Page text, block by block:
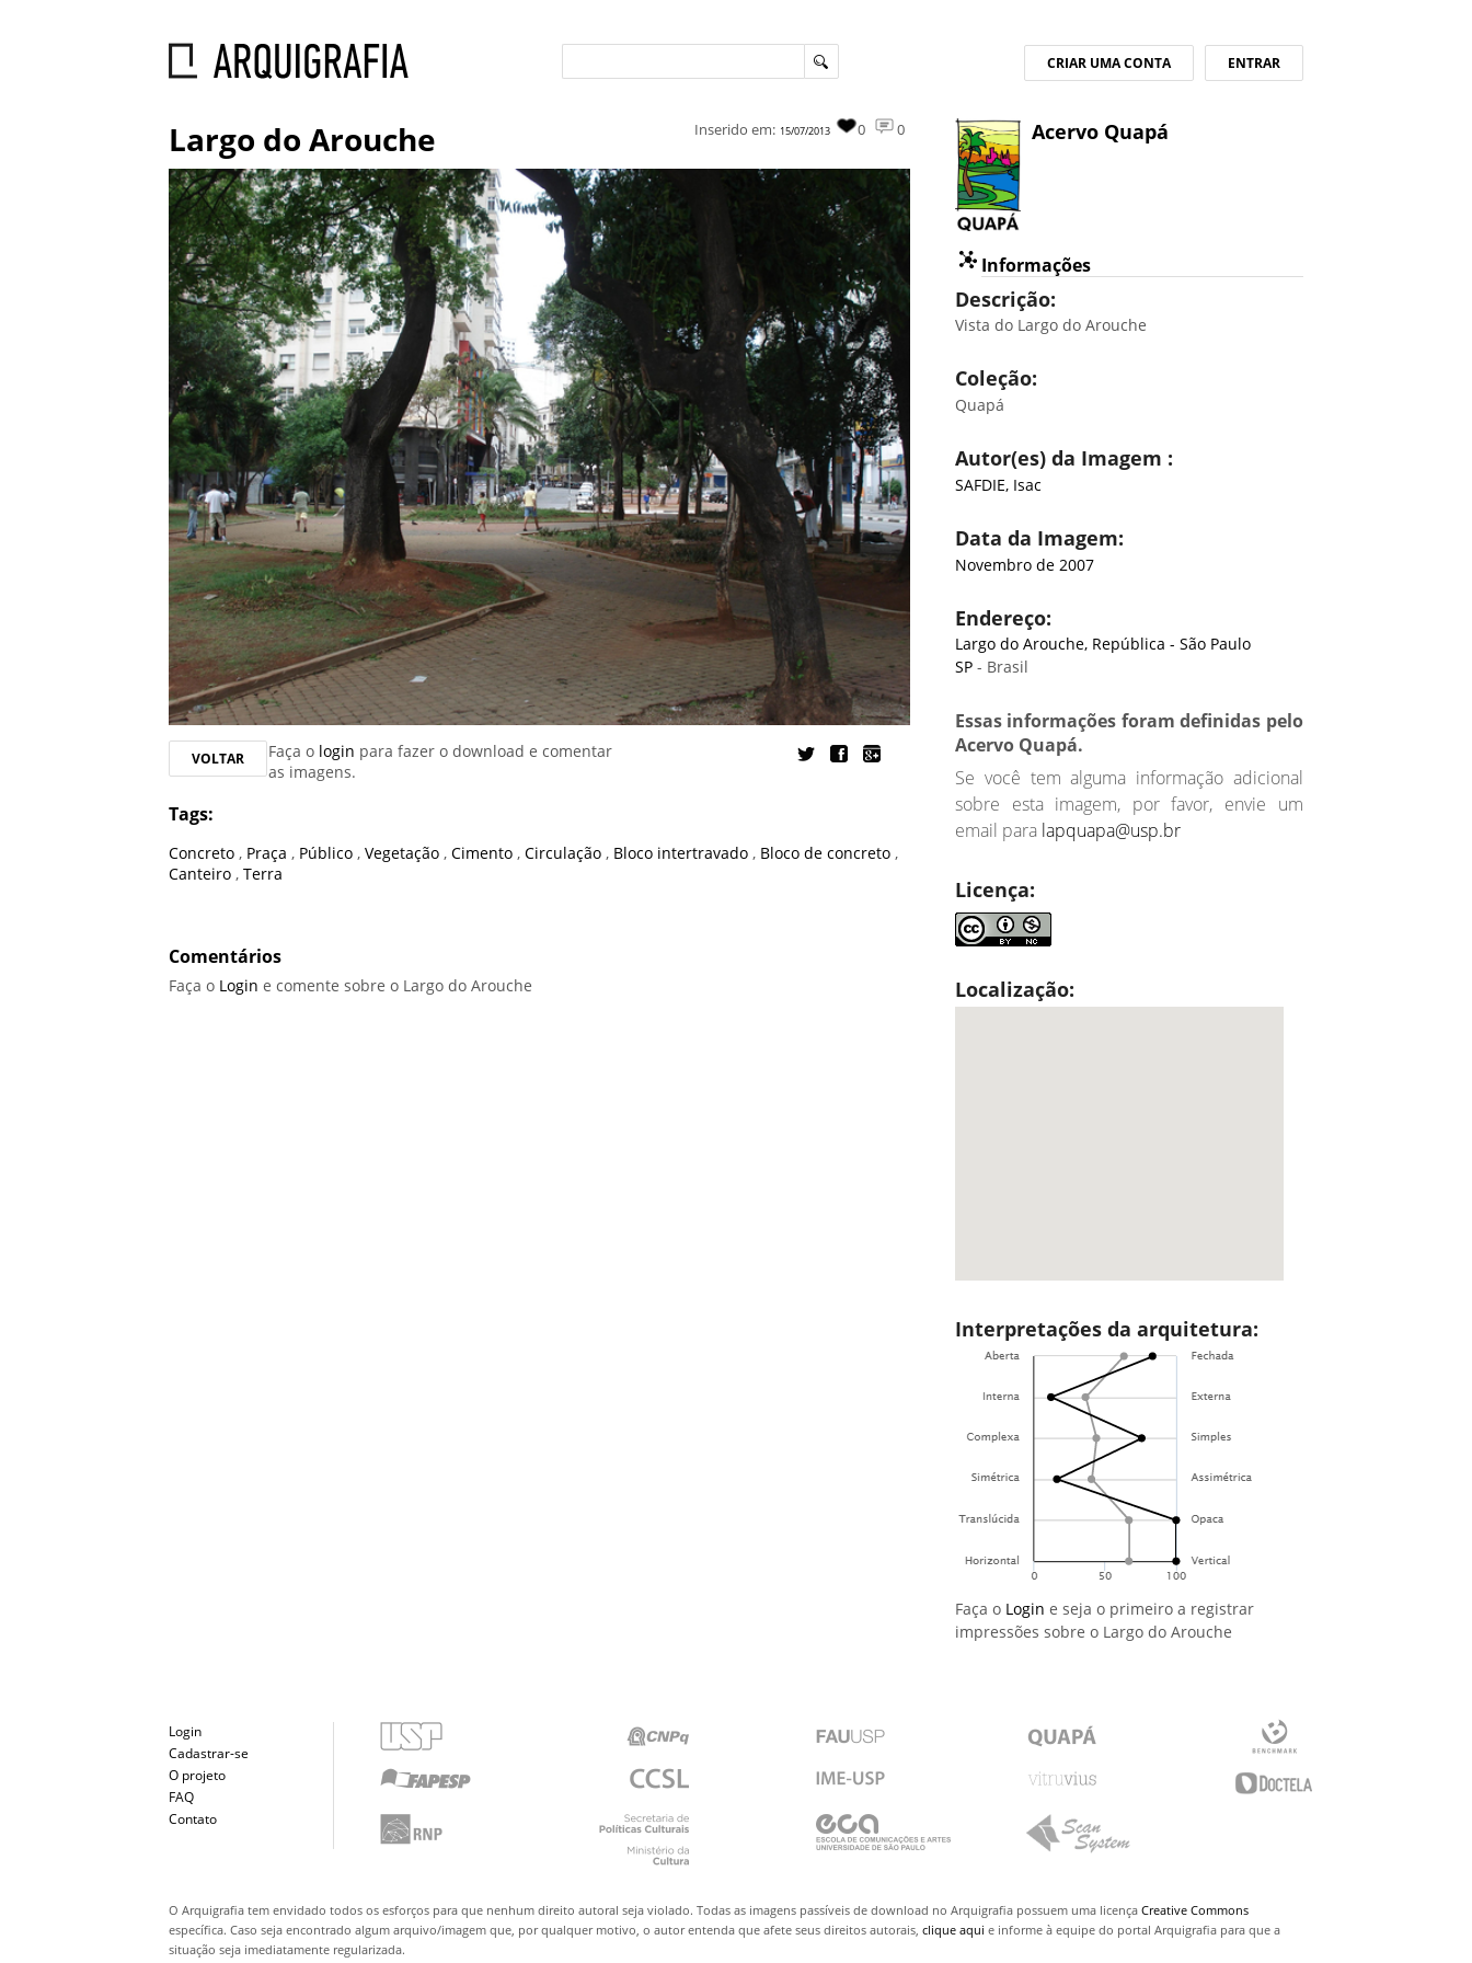
ENTRAR
CRIAR UMA CONTA
Largo do Arouche 0
0
Inserido em: 15/07/2013
VOLTAR Faça o login para fazer o download e comentar
as imagens.
Tags:
Concreto , Praça , Público ,Vegetação ,Cimento ,Circulação , Bloco intertravado , Bloco de concreto ,
Canteiro ,Terra
Comentários
Faça o Login e comente sobre o Largo do Arouche
Acervo Quapá
Informações
Descrição:
Vista do Largo do Arouche
Coleção:
Quapá
Autor(es) da Imagem :
SAFDIE, Isac
Data da Imagem:
Novembro de 2007
Endereço:
Largo do Arouche, República - São Paulo
SP - Brasil
Essas informações foram definidas pelo
Acervo Quapá.
Se você tem alguma informação adicional
sobre esta imagem, por favor, envie um
email para lapquapa@usp.br
Licença:
Localização:
Interpretações da arquitetura:
Faça o Login e seja o primeiro a registrar
impressões sobre o Largo do Arouche
Login
Cadastrar-se
O projeto
FAQ
Contato
O Arquigrafia tem envidado todos os esforços para que nenhum direito autoral seja violado. Todas as imagens passíveis de download no Arquigrafia possuem uma licençaCreative Commons
específica. Caso seja encontrado algum arquivo/imagem que, por qualquer motivo, o autor entenda que afete seus direitos autorais,clique aqui e informe à equipe do portal Arquigrafia para que a
situação seja imediatamente regularizada.